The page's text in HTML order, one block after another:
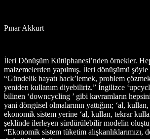
Pınar Akkurt
İleri Dönüşüm Kütüphanesi’nden örnekler.
malzemelerden yapılmış. İleri dönüşümü şöyle
“Gündelik hayatı hack’lemek, problem
yeniden kullanım diyebiliriz.” İngilizce
bilinen ‘downcycling ’ gibi kavramların
yani döngüsel olmalarının yattığını; ‘al,
ekonomik sistem yerine ‘al, kullan, tekrar
şeklinde ilerleyen sürdürülebilir modelin
“Ekonomik sistem tüketim alışkanlıklarımızı,